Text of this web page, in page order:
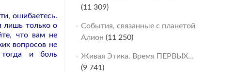
ошибаетесь.
лишь только о
что вам не
вопросов не
тогда и боль
(11 309)
События, связанные с планетой
Алион (11 250)
Живая Этика. Время ПЕРВЫХ…
(9 741)